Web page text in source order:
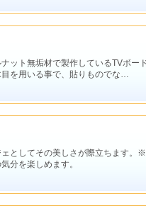
ット無垢材で製作しているTVボー
を用いる事で、貼りものでな…
としてその美しさが際立ちます。
分を楽しめます。